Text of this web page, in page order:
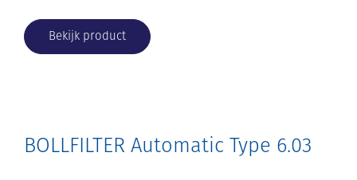
Bekijk product
BOLLFILTER Automatic Type 6.03